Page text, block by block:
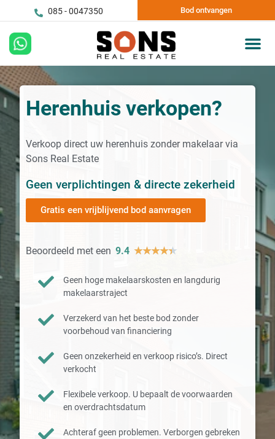
085 - 0047350 Bod ontvangen
Herenhuis verkopen?
Verkoop direct uw herenhuis zonder makelaar via
Sons Real Estate
Geen verplichtingen & directe zekerheid
Gratis een vrijblijvend bod aanvragen
Beoordeeld met een 9.4 ★★★★★
Geen hoge makelaarskosten en langdurig
makelaarstraject
Verzekerd van het beste bod zonder
voorbehoud van financiering
Geen onzekerheid en verkoop risico’s. Direct
verkocht
Flexibele verkoop. U bepaalt de voorwaarden
en overdrachtsdatum
Achteraf geen problemen. Verborgen gebreken